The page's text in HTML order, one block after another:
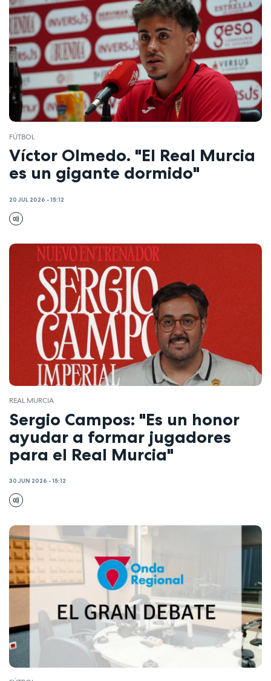
FÚTBOL
Víctor Olmedo. "El Real Murcia
es un gigante dormido"
20 JUL 2026 - 15:12
REAL MURCIA
Sergio Campos: "Es un honor
ayudar a formar jugadores
para el Real Murcia"
30 JUN 2026 - 15:12